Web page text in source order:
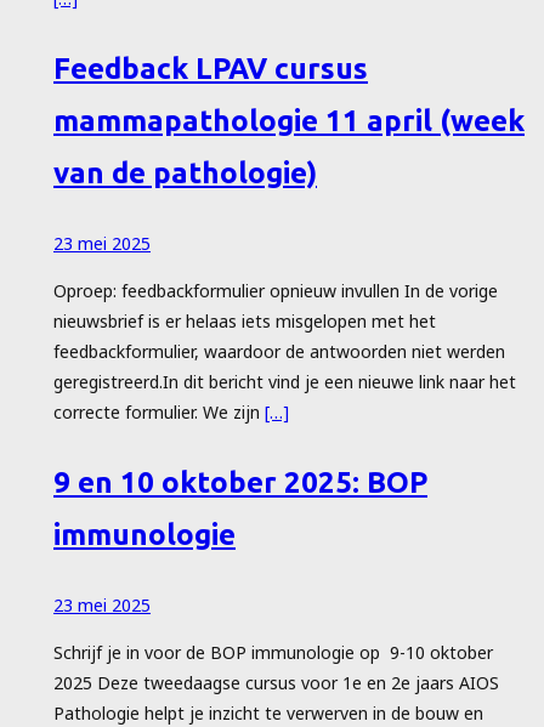
Feedback LPAV cursus
mammapathologie 11 april (week
van de pathologie)
23 mei 2025
Oproep: feedbackformulier opnieuw invullen In de vorige
nieuwsbrief is er helaas iets misgelopen met het
feedbackformulier, waardoor de antwoorden niet werden
geregistreerd.In dit bericht vind je een nieuwe link naar het
correcte formulier. We zijn […]
9 en 10 oktober 2025: BOP
immunologie
23 mei 2025
Schrijf je in voor de BOP immunologie op 9-10 oktober
2025 Deze tweedaagse cursus voor 1e en 2e jaars AIOS
Pathologie helpt je inzicht te verwerven in de bouw en